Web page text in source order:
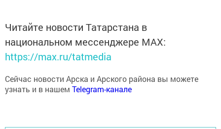
Читайте новости Татарстана в
национальном мессенджере MАХ:
https://max.ru/tatmedia
Сейчас новости Арска и Арского района вы можете
узнать и в нашем Telegram-канале